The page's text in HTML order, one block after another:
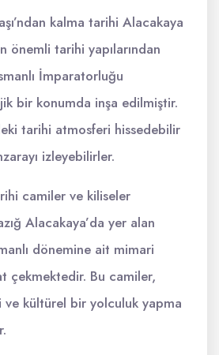
kalma tarihi Alacakaya
önemli tarihi yapılarından
İmparatorluğu
bir konumda inşa edilmiştir.
tarihi atmosferi hissedebilir
izleyebilirler.
camiler ve kiliseler
Alacakaya’da yer alan
dönemine ait mimari
çekmektedir. Bu camiler,
kültürel bir yolculuk yapma